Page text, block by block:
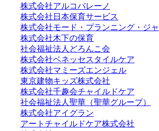
株式会社アルコバレーノ
株式会社日本保育サービス
株式会社モード・プランニング・ジ
株式会社木下の保育
社会福祉法人どろんこ会
株式会社ベネッセスタイルケア
株式会社マミーズエンジェル
東京建物キッズ株式会社
株式会社千趣会チャイルドケア
社会福祉法人聖華（聖華グループ）
株式会社アイグラン
アートチャイルドケア株式会社